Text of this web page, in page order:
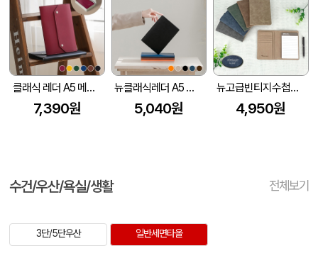
클래식 레더 A5 메모패드 날개형 (215*160mm) (고급선물용 자석케이스 포함)
7,390원
뉴클래식레더 A5 메모패드-기본형
5,040원
뉴고급빈티지수첩메모패드
4,950원
수건/우산/욕실/생활 전체보기
3단/5단우산 일반세면타올